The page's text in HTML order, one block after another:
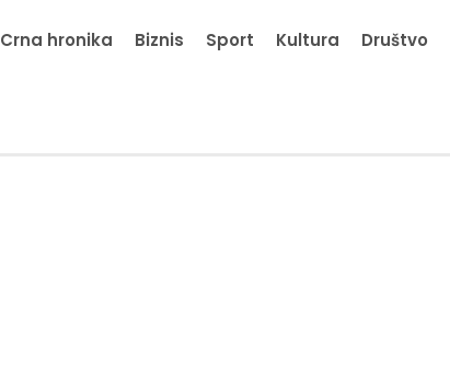
Crna hronika Biznis Sport Kultura Društvo